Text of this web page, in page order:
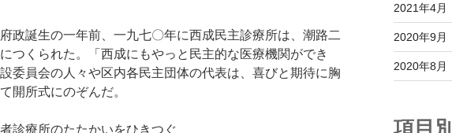
政誕生の一年前、一九七〇年に西成民主診療所は、潮路二
つくられた。「西成にもやっと民主的な医療機関ができ
委員会の人々や区内各民主団体の代表は、喜びと期待に胸
開所式にのぞんだ。
診療所のたたかいをひきつぐ
2021年4月
2020年9月
2020年8月
項目別